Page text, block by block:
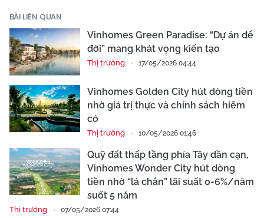
BÀI LIÊN QUAN
Vinhomes Green Paradise: “Dự án để
đời” mang khát vọng kiến tạo
Thị trường 17/05/2026 04:44
Vinhomes Golden City hút dòng tiền
nhờ giá trị thực và chính sách hiếm
có
Thị trường 10/05/2026 01:46
Quỹ đất thấp tầng phía Tây dần cạn,
Vinhomes Wonder City hút dòng
tiền nhờ “lá chắn” lãi suất 0-6%/năm
suốt 5 năm
Thị trường 07/05/2026 07:44